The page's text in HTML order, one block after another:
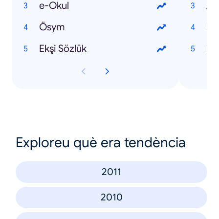
e-Okul
Ösym
Ekşi Sözlük
Exploreu què era tendència
2011
2010